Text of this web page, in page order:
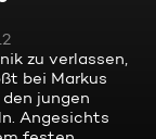
zu verlassen,
bei Markus
jungen
Angesichts